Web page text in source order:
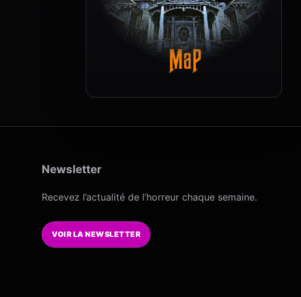
Newsletter
Recevez l’actualité de l’horreur chaque semaine.
VOIR LA NEWSLETTER